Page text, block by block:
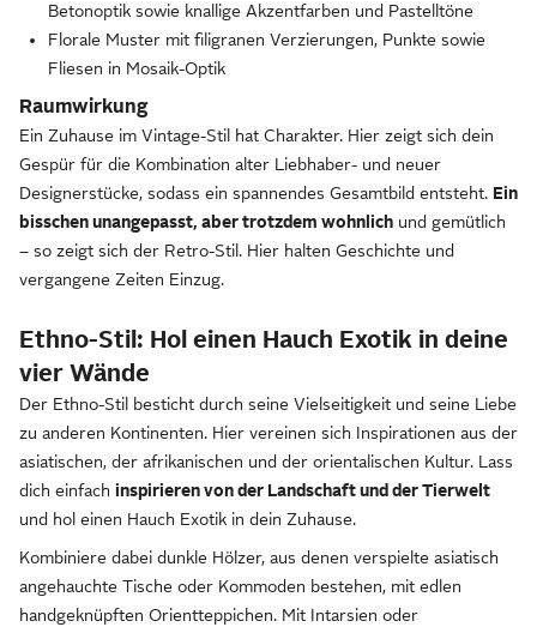
Betonoptik sowie knallige Akzentfarben und Pastelltöne
Florale Muster mit filigranen Verzierungen, Punkte sowie
Fliesen in Mosaik-Optik
Raumwirkung
Ein Zuhause im Vintage-Stil hat Charakter. Hier zeigt sich dein
Gespür für die Kombination alter Liebhaber- und neuer
Designerstücke, sodass ein spannendes Gesamtbild entsteht. Ein
bisschen unangepasst, aber trotzdem wohnlich und gemütlich
– so zeigt sich der Retro-Stil. Hier halten Geschichte und
vergangene Zeiten Einzug.
Ethno-Stil: Hol einen Hauch Exotik in deine
vier Wände
Der Ethno-Stil besticht durch seine Vielseitigkeit und seine Liebe
zu anderen Kontinenten. Hier vereinen sich Inspirationen aus der
asiatischen, der afrikanischen und der orientalischen Kultur. Lass
dich einfach inspirieren von der Landschaft und der Tierwelt
und hol einen Hauch Exotik in dein Zuhause.
Kombiniere dabei dunkle Hölzer, aus denen verspielte asiatisch
angehauchte Tische oder Kommoden bestehen, mit edlen
handgeknüpften Orientteppichen. Mit Intarsien oder